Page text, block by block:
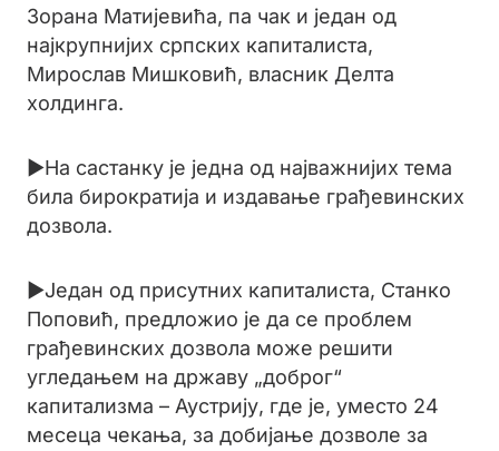
Зорана Матијевића, па чак и један од
најкрупнијих српских капиталиста,
Мирослав Мишковић, власник Делта
холдинга.
►На састанку је једна од најважнијих тема
била бирократија и издавање грађевинских
дозвола.
►Један од присутних капиталиста, Станко
Поповић, предложио је да се проблем
грађевинских дозвола може решити
угледањем на државу „доброг“
капитализма – Аустрију, где је, уместо 24
месеца чекања, за добијање дозволе за